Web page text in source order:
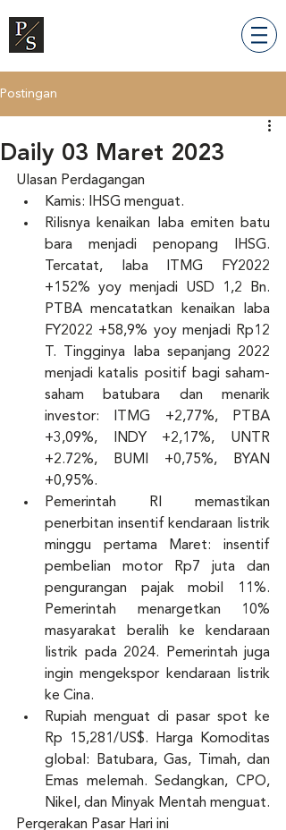
Postingan
Daily 03 Maret 2023
Ulasan Perdagangan
Kamis: IHSG menguat.
Rilisnya kenaikan laba emiten batu
bara menjadi penopang IHSG.
Tercatat, laba ITMG FY2022
+152% yoy menjadi USD 1,2 Bn.
PTBA mencatatkan kenaikan laba
FY2022 +58,9% yoy menjadi Rp12
T. Tingginya laba sepanjang 2022
menjadi katalis positif bagi saham-
saham batubara dan menarik
investor: ITMG +2,77%, PTBA
+3,09%, INDY +2,17%, UNTR
+2.72%, BUMI +0,75%, BYAN
+0,95%.
Pemerintah RI memastikan
penerbitan insentif kendaraan listrik
minggu pertama Maret: insentif
pembelian motor Rp7 juta dan
pengurangan pajak mobil 11%.
Pemerintah menargetkan 10%
masyarakat beralih ke kendaraan
listrik pada 2024. Pemerintah juga
ingin mengekspor kendaraan listrik
ke Cina.
Rupiah menguat di pasar spot ke
Rp 15,281/US$. Harga Komoditas
global: Batubara, Gas, Timah, dan
Emas melemah. Sedangkan, CPO,
Pergerakan Pasar Hari ini